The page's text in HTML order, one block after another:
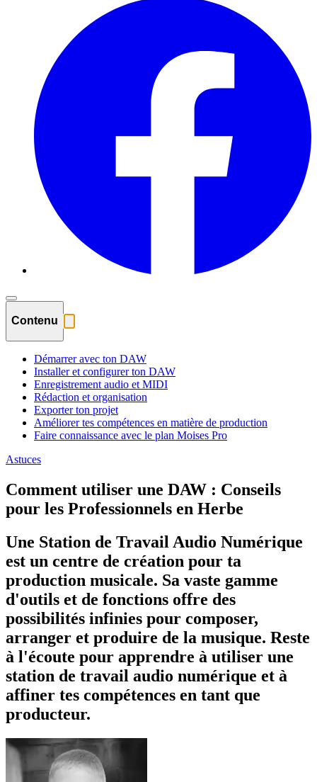
Contenu
Démarrer avec ton DAW
Installer et configurer ton DAW
Enregistrement audio et MIDI
Rédaction et organisation
Exporter ton projet
Améliorer tes compétences en matière de production
Faire connaissance avec le plan Moises Pro
Astuces
Comment utiliser une DAW : Conseils
pour les Professionnels en Herbe
Une Station de Travail Audio Numérique
est un centre de création pour ta
production musicale. Sa vaste gamme
d'outils et de fonctions offre des
possibilités infinies pour composer,
arranger et produire de la musique. Reste
à l'écoute pour apprendre à utiliser une
station de travail audio numérique et à
affiner tes compétences en tant que
producteur.